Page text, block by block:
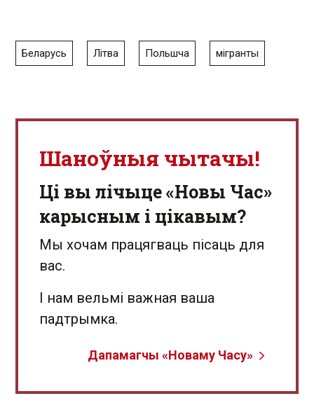
Беларусь Літва Польшча мігранты
Шаноўныя чытачы!
Ці вы лічыце «Новы Час»
карысным і цікавым?
Мы хочам працягваць пісаць для
вас.
І нам вельмі важная ваша
падтрымка.
Дапамагчы «Новаму Часу»